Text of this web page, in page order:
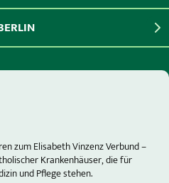
zum Elisabeth Vinzenz Verbund –
Krankenhäuser, die für
und Pflege stehen.